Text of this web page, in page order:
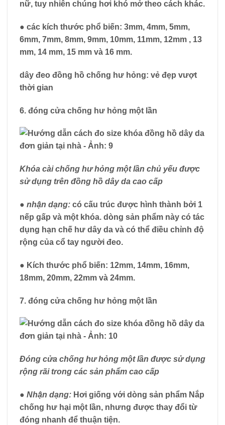
nữ, tuy nhiên chúng hơi khó mở theo cách khác.
● các kích thước phổ biến: 3mm, 4mm, 5mm,
6mm, 7mm, 8mm, 9mm, 10mm, 11mm, 12mm , 13
mm, 14 mm, 15 mm và 16 mm.
dây đeo đồng hồ chống hư hỏng: vẻ đẹp vượt
thời gian
6. đóng cửa chống hư hỏng một lần
Khóa cài chống hư hỏng một lần chủ yếu được
sử dụng trên đồng hồ dây da cao cấp
● nhận dạng: có cấu trúc được hình thành bởi 1
nếp gấp và một khóa. dòng sản phẩm này có tác
dụng hạn chế hư dây da và có thể điều chỉnh độ
rộng của cổ tay người đeo.
● Kích thước phổ biến: 12mm, 14mm, 16mm,
18mm, 20mm, 22mm và 24mm.
7. đóng cửa chống hư hỏng một lần
Đóng cửa chống hư hỏng một lần được sử dụng
rộng rãi trong các sản phẩm cao cấp
● Nhận dạng: Hơi giống với dòng sản phẩm Nắp
chống hư hại một lần, nhưng được thay đổi từ
đóng nhanh để thuận tiện.